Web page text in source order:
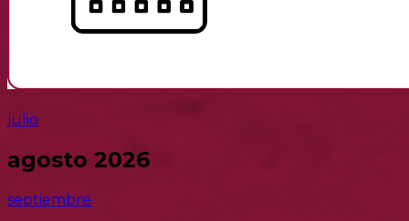
julio
agosto 2026
septiembre